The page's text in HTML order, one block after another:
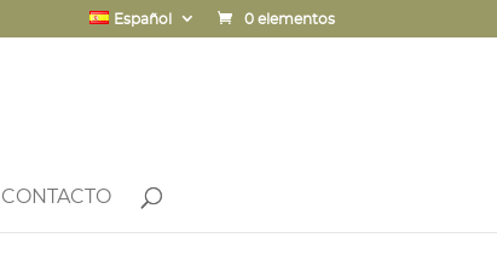
Español 0 elementos
CONTACTO